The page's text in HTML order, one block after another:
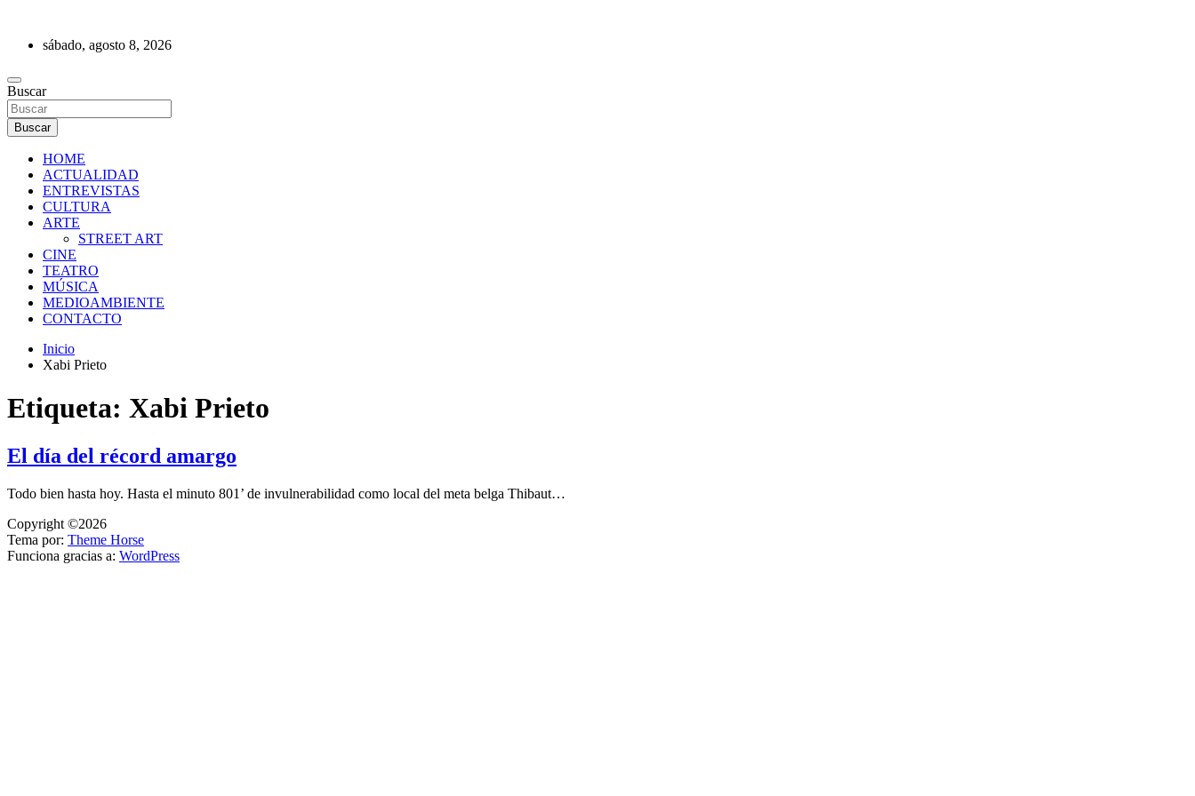
contenidosábado, agosto 8, 2026
REVISTA DE PRENSA
Buscar
Buscar
HOME
ACTUALIDAD
ENTREVISTAS
CULTURA
ARTE
STREET ART
CINE
TEATRO
MÚSICA
MEDIOAMBIENTE
CONTACTO
Inicio
Xabi Prieto
Etiqueta: Xabi Prieto
El día del récord amargo
Todo bien hasta hoy. Hasta el minuto 801’ de invulnerabilidad como local del meta belga Thibaut…
Copyright ©2026
Tema por: Theme Horse
Funciona gracias a: WordPress